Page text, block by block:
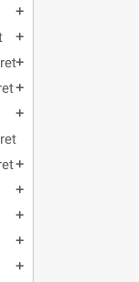
add
add
add
add
add
add
add
add
add
add